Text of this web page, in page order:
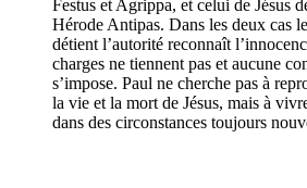
Festus et Agrippa, et celui de Jésus
Hérode Antipas. Dans les deux cas
détient l’autorité reconnaît
charges ne tiennent pas et aucune
s’impose. Paul ne cherche pas à
la vie et la mort de Jésus, mais à
dans des circonstances toujours